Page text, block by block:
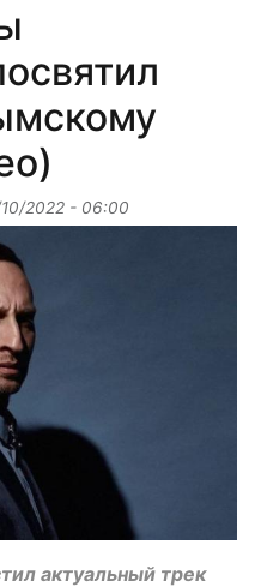
2022 - 06:00
актуальный трек